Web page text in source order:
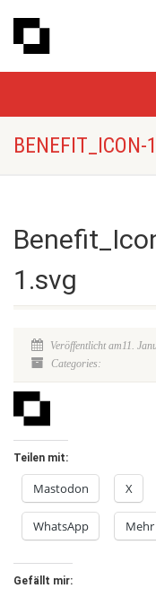
BENEFIT_ICON-
1.svg
Veröffentlicht am11.
Categories:
Teilen mit:
Mastodon X
WhatsApp Mehr
Gefällt mir: